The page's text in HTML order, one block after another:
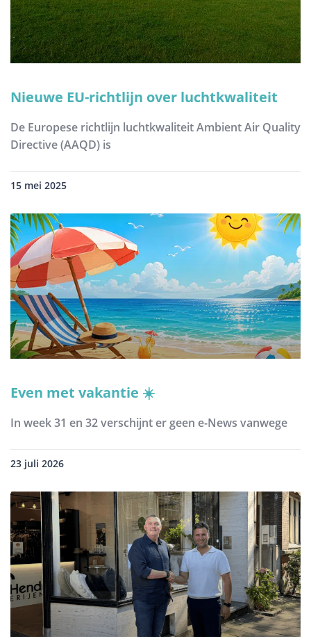
Nieuwe EU-richtlijn over luchtkwaliteit
De Europese richtlijn luchtkwaliteit Ambient Air Quality
Directive (AAQD) is
15 mei 2025
Even met vakantie ☀️
In week 31 en 32 verschijnt er geen e-News vanwege
23 juli 2026